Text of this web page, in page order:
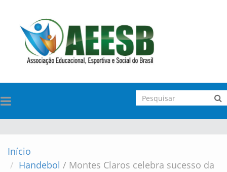
TOGGLE
NAVIGATION
Início
Handebol / Montes Claros celebra sucesso da